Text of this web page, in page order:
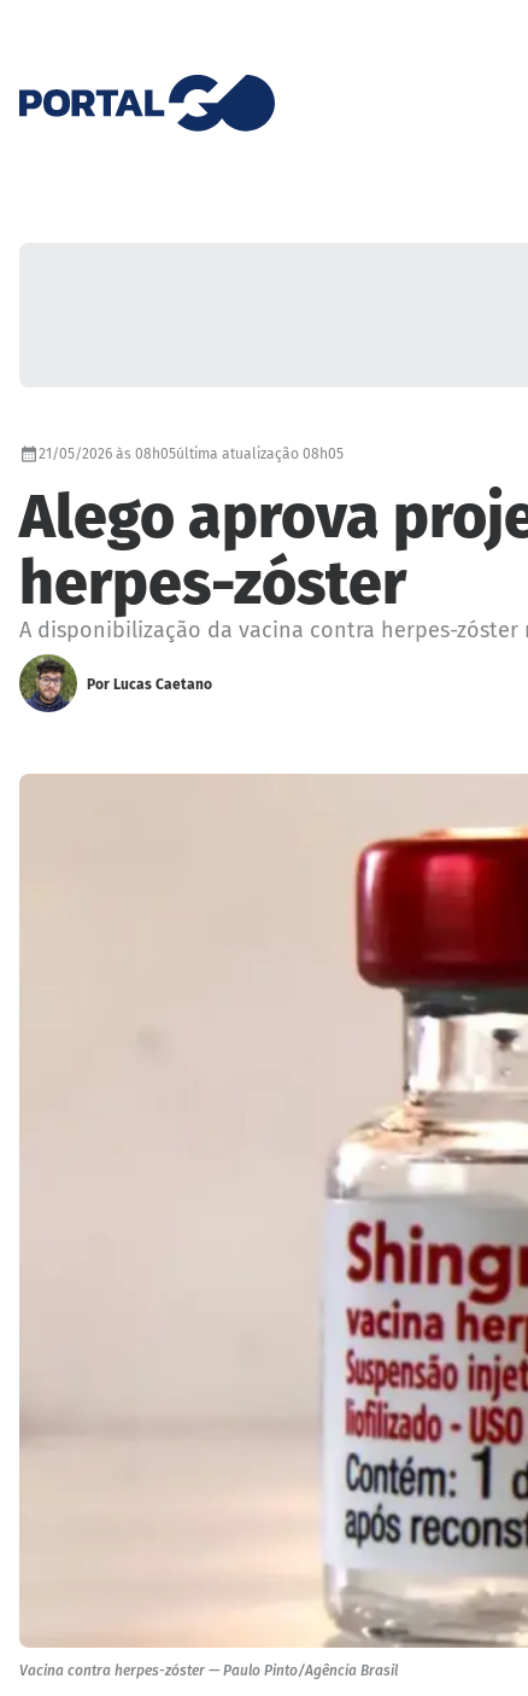
21/05/2026 às 08h05última atualização 08h05
Alego aprova
herpes-zóster
A disponibilização da vacina contra herpes-
Por Lucas Caetano
Vacina contra herpes-zóster — Paulo Pinto/Agência Brasil